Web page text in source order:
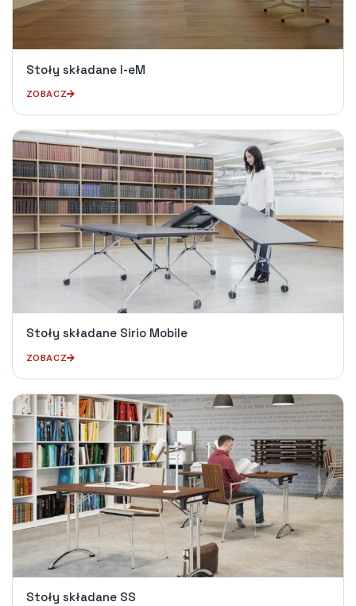
Stoły składane I-eM
ZOBACZ
Stoły składane Sirio Mobile
ZOBACZ
Stoły składane SS